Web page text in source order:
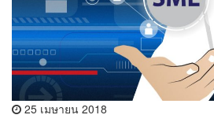
25 เมษายน 2018